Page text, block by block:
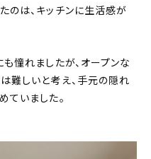
のは、キッチンに生活感が
憧れましたが、オープンな
難しいと考え、手元の隠れ
ていました。